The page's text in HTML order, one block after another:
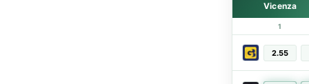
Vicenza
1
2.55